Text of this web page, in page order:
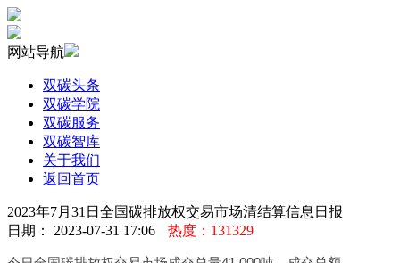
网站导航
双碳头条
双碳学院
双碳服务
双碳智库
关于我们
返回首页
2023年7月31日全国碳排放权交易市场清结算信息日报
日期： 2023-07-31 17:06
热度：131329